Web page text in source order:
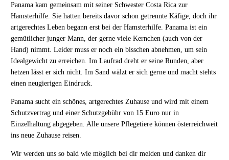
Panama kam gemeinsam mit seiner Schwester Costa Rica zur
Hamsterhilfe. Sie hatten bereits davor schon getrennte Käfige, doch ihr
artgerechtes Leben begann erst bei der Hamsterhilfe. Panama ist ein
gemütlicher junger Mann, der gerne viele Kernchen (auch von der
Hand) nimmt. Leider muss er noch ein bisschen abnehmen, um sein
Idealgewicht zu erreichen. Im Laufrad dreht er seine Runden, aber
hetzen lässt er sich nicht. Im Sand wälzt er sich gerne und macht stehts
einen neugierigen Eindruck.
Panama sucht ein schönes, artgerechtes Zuhause und wird mit einem
Schutzvertrag und einer Schutzgebühr von 15 Euro nur in
Einzelhaltung abgegeben. Alle unsere Pflegetiere können österreichweit
ins neue Zuhause reisen.
Wir werden uns so bald wie möglich bei dir melden und danken dir